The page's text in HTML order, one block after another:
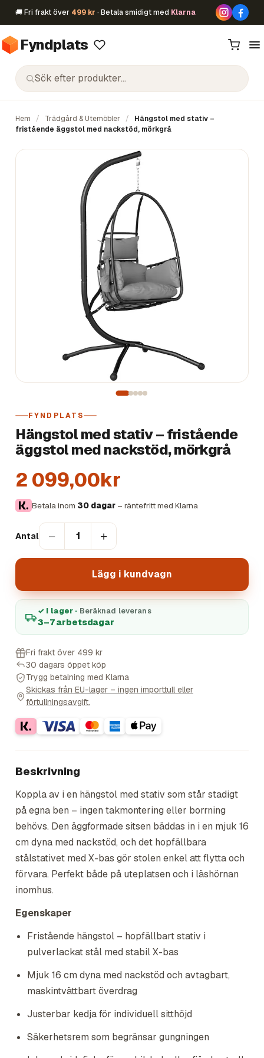
🚚 Fri frakt över 499 kr · Betala smidigt med Klarna
Fyndplats
Hem / Trädgård & Utemöbler /
Hängstol med stativ –
fristående äggstol med nackstöd, mörkgrå
FYNDPLATS
Hängstol med stativ – fristående
äggstol med nackstöd, mörkgrå
2 099,00kr
Betala inom 30 dagar – räntefritt med Klarna
Antal − 1 +
Lägg i kundvagn
✓ I lager · Beräknad leverans
3–7 arbetsdagar
Fri frakt över 499 kr
30 dagars öppet köp
Trygg betalning med Klarna
Skickas från EU-lager – ingen importtull eller
förtullningsavgift.
Beskrivning
Koppla av i en hängstol med stativ som står stadigt
på egna ben – ingen takmontering eller borrning
behövs. Den äggformade sitsen bäddas in i en mjuk 16
cm dyna med nackstöd, och det hopfällbara
stålstativet med X-bas gör stolen enkel att flytta och
förvara. Perfekt både på uteplatsen och i läshörnan
inomhus.
Egenskaper
Fristående hängstol – hopfällbart stativ i
pulverlackat stål med stabil X-bas
Mjuk 16 cm dyna med nackstöd och avtagbart,
maskintvättbart överdrag
Justerbar kedja för individuell sitthöjd
Säkerhetsrem som begränsar gungningen